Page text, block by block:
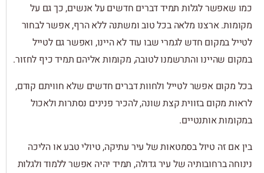
כמו שאפשר לגלות תמיד דברים חדשים על אנשים, כך גם על
מקומות. ארצנו מלאה בכל טוב ומשתנה ללא הרף, אפשר לבחור
לטייל במקום חדש לגמרי שבו עוד לא היינו, ואפשר גם לטייל
במקום שהיינו והתרשמנו לטובה, מקומות אליהם תמיד כיף לחזור.
בכל מקום אפשר לטייל ולחוות דברים חדשים שלא חוויתם קודם,
לראות מקום בזווית קצת שונה, להכיר פנינים נסתרות ולאכול
במקומות אותנטיים.
בין אם זה טיול בסמטאות של עיר עתיקה, טיולי טבע או הליכה
נינוחה ברחובותיה של עיר גדולה, תמיד יהיה אפשר ללמוד ולגלות